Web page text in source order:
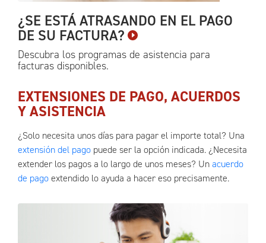
¿SE ESTÁ ATRASANDO EN EL PAGO
DE SU FACTURA?
Descubra los programas de asistencia para
facturas disponibles.
EXTENSIONES DE PAGO, ACUERDOS
Y ASISTENCIA
¿Solo necesita unos días para pagar el importe total? Una
extensión del pago puede ser la opción indicada. ¿Necesita
extender los pagos a lo largo de unos meses? Unacuerdo
de pagoextendido lo ayuda a hacer eso precisamente.